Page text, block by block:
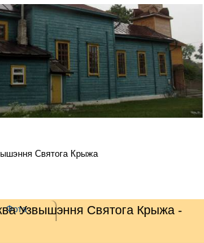
Святога Крыжа
Узвышэння Святога Крыжа -
Фота